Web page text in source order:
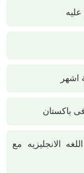
باكستان
الانجليزيه مع